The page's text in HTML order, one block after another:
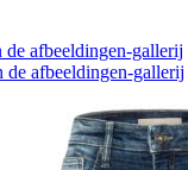
de afbeeldingen-gallerij
de afbeeldingen-gallerij